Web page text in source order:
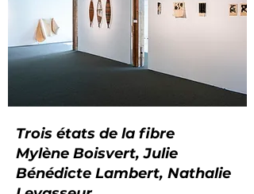
Trois états de la fibre
Mylène Boisvert, Julie
Bénédicte Lambert, Nathalie